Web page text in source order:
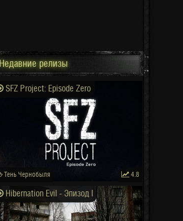
Недавние релизы
SFZ Project: Episode Zero
Тень Чернобыля 4.8
Hibernation Evil - Эпизод I